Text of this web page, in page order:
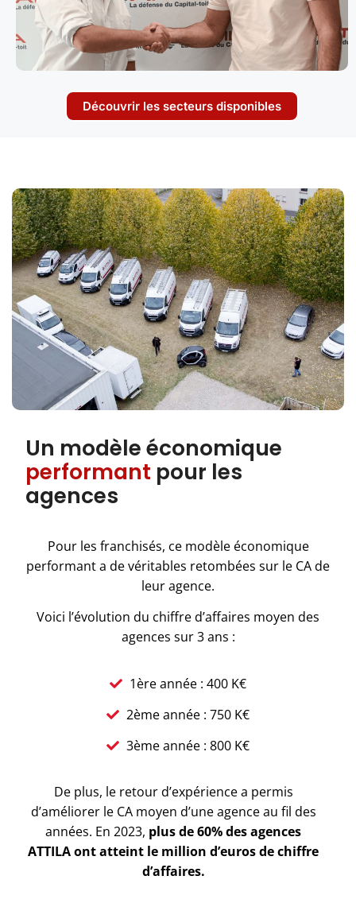
Découvrir les secteurs disponibles
Un modèle économique
performant pour les
agences
Pour les franchisés, ce modèle économique
performant a de véritables retombées sur le CA de
leur agence.
Voici l’évolution du chiffre d’affaires moyen des
agences sur 3 ans :
1ère année : 400 K€
2ème année : 750 K€
3ème année : 800 K€
De plus, le retour d’expérience a permis
d’améliorer le CA moyen d’une agence au fil des
années. En 2023, plus de 60% des agences
ATTILA ont atteint le million d’euros de chiffre
d’affaires.